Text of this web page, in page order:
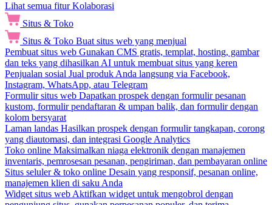
Lihat semua fitur Kolaborasi
Situs & Toko
Situs & Toko Buat situs web yang menjual
Pembuat situs web Gunakan CMS gratis, templat, hosting, gambar
dan teks yang dihasilkan AI untuk membuat situs yang keren
Penjualan sosial Jual produk Anda langsung via Facebook,
Instagram, WhatsApp, atau Telegram
Formulir situs web Dapatkan prospek dengan formulir pesanan
kustom, formulir pendaftaran & umpan balik, dan formulir dengan
kolom bersyarat
Laman landas Hasilkan prospek dengan formulir tangkapan, corong
yang diautomasi, dan integrasi Google Analytics
Toko online Maksimalkan niaga elektronik dengan manajemen
inventaris, pemrosesan pesanan, pengiriman, dan pembayaran online
Situs seluler & toko online Desain yang responsif, pesanan online,
manajemen klien di saku Anda
Widget situs web Aktifkan widget untuk mengobrol dengan